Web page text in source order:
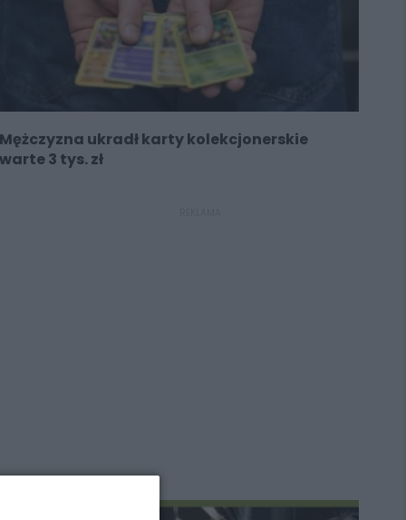
Mężczyzna ukradł karty kolekcjonerskie
warte 3 tys. zł